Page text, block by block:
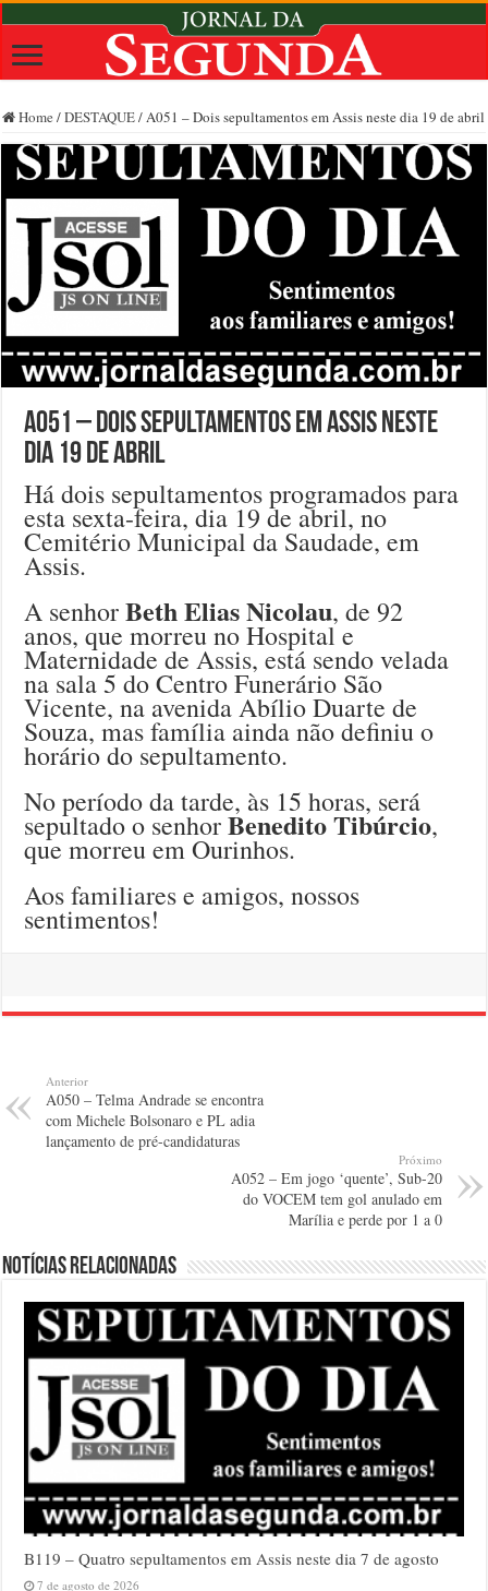
Home /DESTAQUE/A051 – Dois sepultamentos em Assis neste dia 19 de abril
A051 – Dois sepultamentos em Assis neste
dia 19 de abril
Há dois sepultamentos programados para
esta sexta-feira, dia 19 de abril, no
Cemitério Municipal da Saudade, em
Assis.
A senhorBeth Elias Nicolau, de 92
anos, que morreu no Hospital e
Maternidade de Assis, está sendo velada
na sala 5 do Centro Funerário São
Vicente, na avenida Abílio Duarte de
Souza, mas família ainda não definiu o
horário do sepultamento.
No período da tarde, às 15 horas, será
sepultado o senhorBenedito Tibúrcio,
que morreu em Ourinhos.
Aos familiares e amigos, nossos
sentimentos!
Anterior
A050 – Telma Andrade se encontra
com Michele Bolsonaro e PL adia
lançamento de pré-candidaturas
Próximo
A052 – Em jogo ‘quente’, Sub-20
do VOCEM tem gol anulado em
Marília e perde por 1 a 0
Notícias relacionadas
B119 – Quatro sepultamentos em Assis neste dia 7 de agosto
7 de agosto de 2026